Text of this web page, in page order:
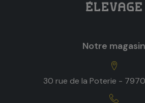
Notre magasin
30 rue de la Poterie -